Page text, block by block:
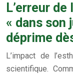
L’erreur
« dans son
déprime
L’impact de
scientifique.